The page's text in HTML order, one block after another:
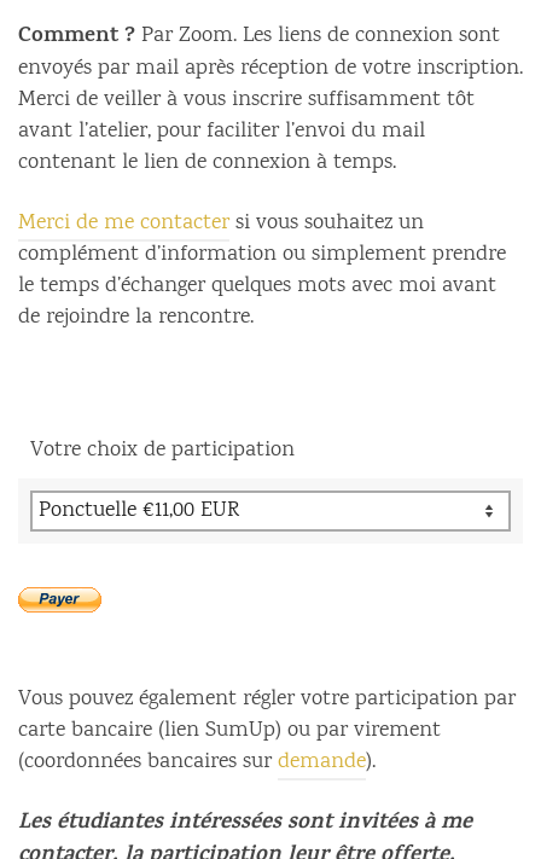
Comment ?Par Zoom. Les liens de connexion sont
envoyés par mail après réception de votre inscription.
Merci de veiller à vous inscrire suffisamment tôt
avant l’atelier, pour faciliter l’envoi du mail
contenant le lien de connexion à temps.
Merci de me contactersi vous souhaitez un
complément d’information ou simplement prendre
le temps d’échanger quelques mots avec moi avant
de rejoindre la rencontre.
Votre choix de participation
Vous pouvez également régler votre participation par
carte bancaire (lien SumUp) ou par virement
(coordonnées bancaires surdemande).
Les étudiantes intéressées sont invitées à me